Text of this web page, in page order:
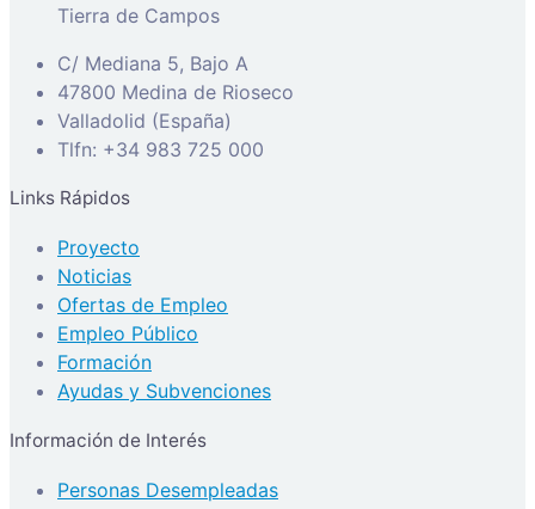
Tierra de Campos
C/ Mediana 5, Bajo A
47800 Medina de Rioseco
Valladolid (España)
Tlfn: +34 983 725 000
Links Rápidos
Proyecto
Noticias
Ofertas de Empleo
Empleo Público
Formación
Ayudas y Subvenciones
Información de Interés
Personas Desempleadas